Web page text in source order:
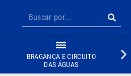
BRAGANÇA E CIRCUITO
DAS ÁGUAS